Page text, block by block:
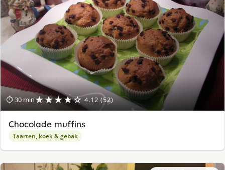
⏱ 30 min★★★★☆ 4.12 (52)
Chocolade muffins
Taarten, koek & gebak